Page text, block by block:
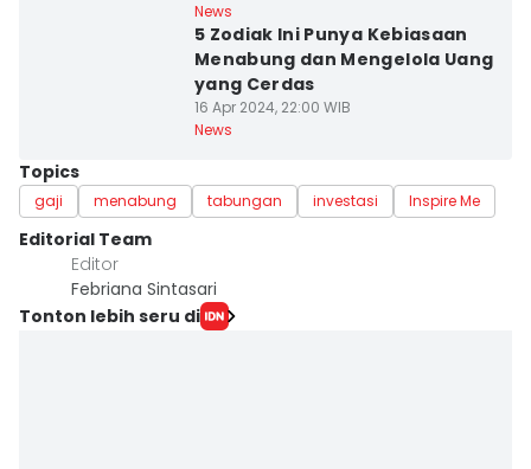
News
5 Zodiak Ini Punya Kebiasaan
Menabung dan Mengelola Uang
yang Cerdas
16 Apr 2024, 22:00 WIB
News
Topics
gaji menabung tabungan investasi Inspire Me
Editorial Team
Editor
Febriana Sintasari
Tonton lebih seru di